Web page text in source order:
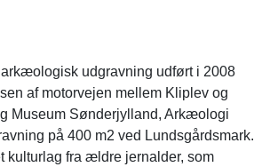
udgravning udført i 2008
af motorvejen mellem Kliplev og
Museum Sønderjylland, Arkæologi
på 400 m2 ved Lundsgårdsmark.
kulturlag fra ældre jernalder, som